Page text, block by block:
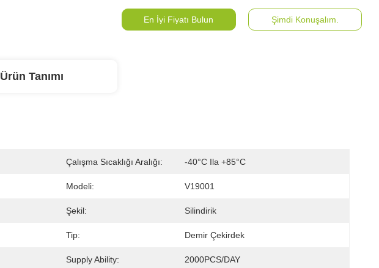
En İyi Fiyatı Bulun Şimdi Konuşalım.
Ürün Tanımı
Çalışma Sıcaklığı Aralığı: -40°C Ila +85°C
Modeli: V19001
Şekil: Silindirik
Tip: Demir Çekirdek
Supply Ability: 2000PCS/DAY